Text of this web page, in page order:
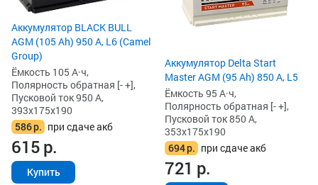
Аккумулятор BLACK BULL
AGM (105 Ah) 950 А, L6 (Camel
Group)
Ёмкость 105 А·ч,
Полярность обратная [- +],
Пусковой ток 950 А,
393x175x190
586р. при сдаче акб
615р.
Купить
Аккумулятор Delta Start
Master AGM (95 Ah) 850 А, L5
Ёмкость 95 А·ч,
Полярность обратная [- +],
Пусковой ток 850 А,
353x175x190
694р. при сдаче акб
721 р.